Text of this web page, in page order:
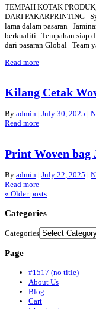
TEMPAH KOTAK
DARI PAKARPRINTING
lama dalam pasaran
berkualiti Tempahan siap
dari pasaran Global Team
Read more
Kilang Cetak
By admin | July 30, 2025 |
Read more
Print Woven bag
By admin | July 22, 2025 |
Read more
« Older posts
Categories
Categories
Page
#1517 (no title)
About Us
Blog
Cart